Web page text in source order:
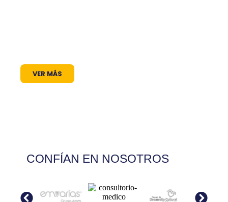
VER MÁS
CONFÍAN EN NOSOTROS